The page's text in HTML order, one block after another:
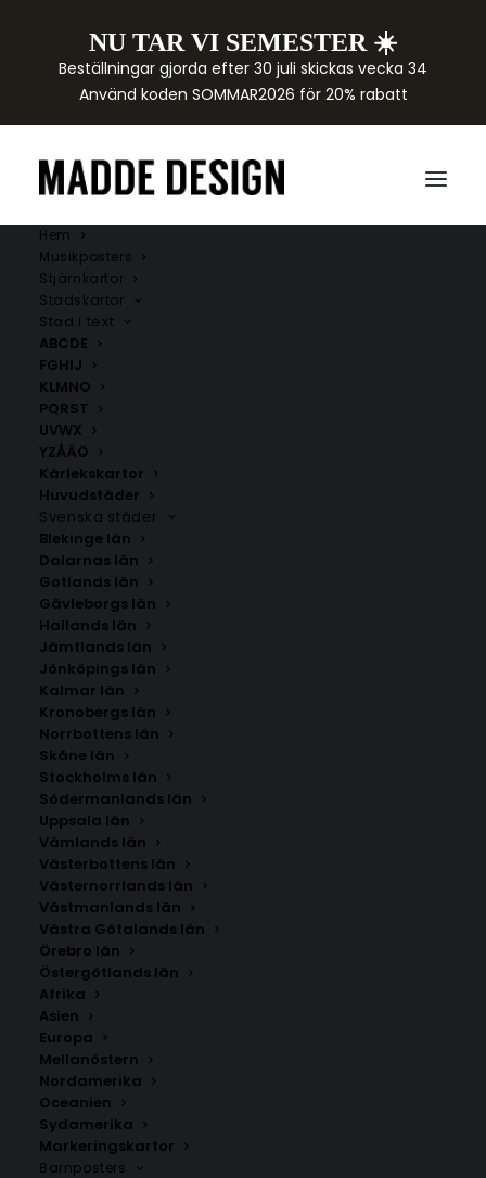
NU TAR VI SEMESTER ☀️
Beställningar gjorda efter 30 juli skickas vecka 34
Använd koden SOMMAR2026 för 20% rabatt
Hem
Musikposters
Stjärnkartor
Stadskartor
Stad i text
ABCDE
FGHIJ
KLMNO
PQRST
UVWX
YZÅÄÖ
Kärlekskartor
Huvudstäder
Svenska städer
Blekinge län
Dalarnas län
Gotlands län
Gävleborgs län
Hallands län
Jämtlands län
Jönköpings län
Kalmar län
Kronobergs län
Norrbottens län
Skåne län
Stockholms län
Södermanlands län
Uppsala län
Vämlands län
Västerbottens län
Västernorrlands län
Västmanlands län
Västra Götalands län
Örebro län
Östergötlands län
Afrika
Asien
Europa
Mellanöstern
Nordamerika
Oceanien
Sydamerika
Markeringskartor
Barnposters
Italiensk vintagebil Poster
Storlek
229.00kr
Njut av italiensk elegans med denna vintagebil
poster. Perfekt för sommarinredning och kök, med
naturliga toner och medelhavsinspiration.